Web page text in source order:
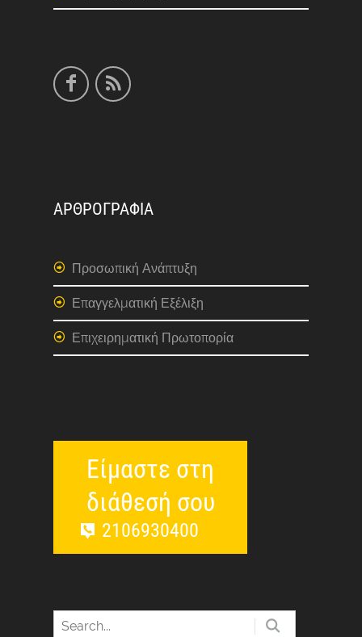
ΑΡΘΡΟΓΡΑΦΙΑ
Προσωπική Ανάπτυξη
Επαγγελματική Εξέλιξη
Επιχειρηματική Πρωτοπορία
Είμαστε στη
διάθεσή σου
2106930400